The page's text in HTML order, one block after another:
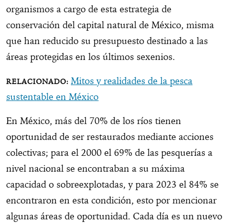
organismos a cargo de esta estrategia de
conservación del capital natural de México, misma
que han reducido su presupuesto destinado a las
áreas protegidas en los últimos sexenios.
Mitos y realidades de la pesca
sustentable en México
En México, más del 70% de los ríos tienen
oportunidad de ser restaurados mediante acciones
colectivas; para el 2000 el 69% de las pesquerías a
nivel nacional se encontraban a su máxima
capacidad o sobreexplotadas, y para 2023 el 84% se
encontraron en esta condición, esto por mencionar
algunas áreas de oportunidad. Cada día es un nuevo